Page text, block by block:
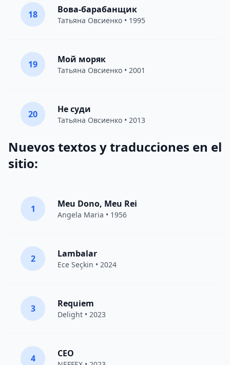
18 Вова-барабанщик
Татьяна Овсиенко • 1995
19 Мой моряк
Татьяна Овсиенко • 2001
20 Не суди
Татьяна Овсиенко • 2013
Nuevos textos y traducciones en el
sitio:
1 Meu Dono, Meu Rei
Angela Maria • 1956
2 Lambalar
Ece Seçkin • 2024
3 Requiem
Delight • 2023
4 CEO